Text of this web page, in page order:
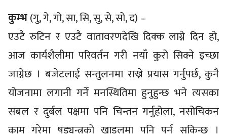
कुम्भ(गु, गे, गो, सा, सि, सु, से, सो, द) –
एउटै रुटिन र एउटै वातावरणदेखि दिक्क लाग्ने दिन हो,
आज कार्यशैलीमा परिवर्तन गरी नयाँ कुरो सिक्ने इच्छा
जाग्नेछ । बजेटलाई सन्तुलनमा राख्ने प्रयास गर्नुपर्छ, कुनै
योजनामा लगानी गर्ने मनस्थितिमा हुनुहुन्छ भने त्यसका
सबल र दुर्बल पक्षमा पनि चिन्तन गर्नुहोला, नसोचिकन
काम गरेमा षड्यन्त्रको खाडलमा पनि पर्न सकिन्छ ।